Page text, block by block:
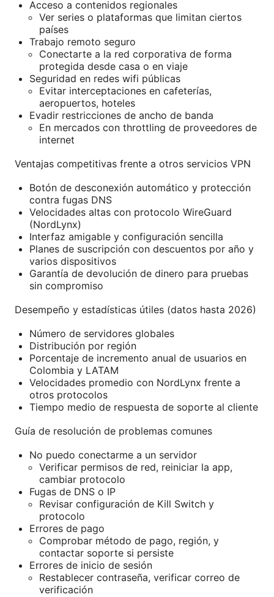
Acceso a contenidos regionales
Ver series o plataformas que limitan ciertos
países
Trabajo remoto seguro
Conectarte a la red corporativa de forma
protegida desde casa o en viaje
Seguridad en redes wifi públicas
Evitar interceptaciones en cafeterías,
aeropuertos, hoteles
Evadir restricciones de ancho de banda
En mercados con throttling de proveedores de
internet
Ventajas competitivas frente a otros servicios VPN
Botón de desconexión automático y protección
contra fugas DNS
Velocidades altas con protocolo WireGuard
(NordLynx)
Interfaz amigable y configuración sencilla
Planes de suscripción con descuentos por año y
varios dispositivos
Garantía de devolución de dinero para pruebas
sin compromiso
Desempeño y estadísticas útiles (datos hasta 2026)
Número de servidores globales
Distribución por región
Porcentaje de incremento anual de usuarios en
Colombia y LATAM
Velocidades promedio con NordLynx frente a
otros protocolos
Tiempo medio de respuesta de soporte al cliente
Guía de resolución de problemas comunes
No puedo conectarme a un servidor
Verificar permisos de red, reiniciar la app,
cambiar protocolo
Fugas de DNS o IP
Revisar configuración de Kill Switch y
protocolo
Errores de pago
Comprobar método de pago, región, y
contactar soporte si persiste
Errores de inicio de sesión
Restablecer contraseña, verificar correo de
verificación